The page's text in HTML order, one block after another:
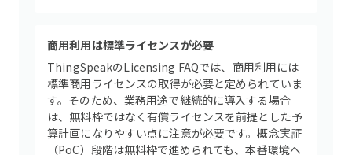
商用利用は標準ライセンスが必要
ThingSpeakのLicensing FAQでは、商用利用には
標準商用ライセンスの取得が必要と定められていま
す。そのため、業務用途で継続的に導入する場合
は、無料枠ではなく有償ライセンスを前提とした予
算計画になりやすい点に注意が必要です。概念実証
（PoC）段階は無料枠で進められても、本番環境へ